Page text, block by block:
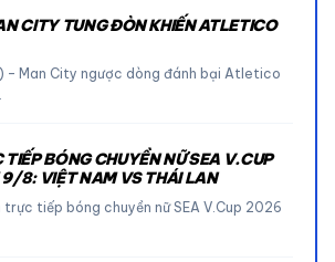
CITY TUNG ĐÒN KHIẾN ATLETICO
– Man City ngược dòng đánh bại Atletico
TIẾP BÓNG CHUYỀN NỮ SEA V.CUP
8: VIỆT NAM VS THÁI LAN
tiếp bóng chuyền nữ SEA V.Cup 2026